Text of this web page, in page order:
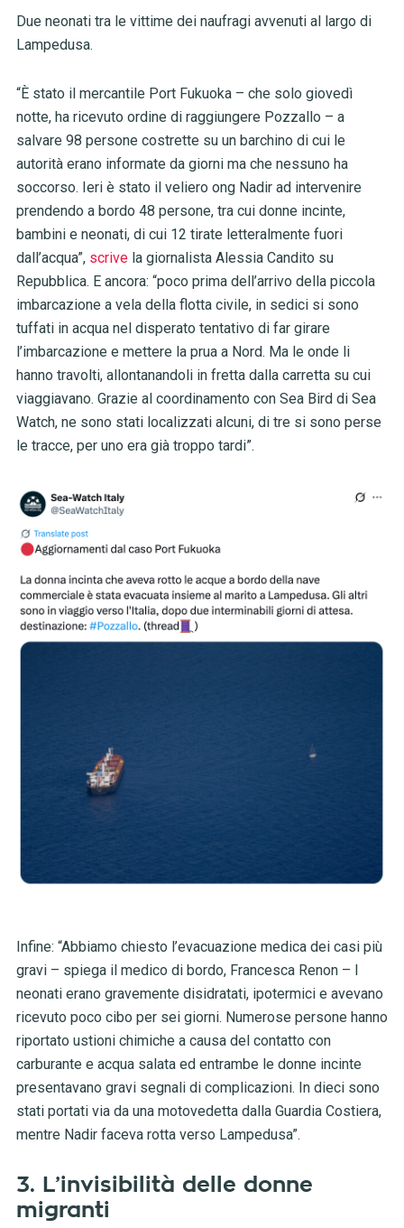
Due neonati tra le vittime dei naufragi avvenuti al largo di
Lampedusa.
“È stato il mercantile Port Fukuoka – che solo giovedì
notte, ha ricevuto ordine di raggiungere Pozzallo – a
salvare 98 persone costrette su un barchino di cui le
autorità erano informate da giorni ma che nessuno ha
soccorso. Ieri è stato il veliero ong Nadir ad intervenire
prendendo a bordo 48 persone, tra cui donne incinte,
bambini e neonati, di cui 12 tirate letteralmente fuori
dall’acqua”, scrivela giornalista Alessia Candito su
Repubblica. E ancora: “poco prima dell’arrivo della piccola
imbarcazione a vela della flotta civile, in sedici si sono
tuffati in acqua nel disperato tentativo di far girare
l’imbarcazione e mettere la prua a Nord. Ma le onde li
hanno travolti, allontanandoli in fretta dalla carretta su cui
viaggiavano. Grazie al coordinamento con Sea Bird di Sea
Watch, ne sono stati localizzati alcuni, di tre si sono perse
le tracce, per uno era già troppo tardi”.
Infine: “Abbiamo chiesto l’evacuazione medica dei casi più
gravi – spiega il medico di bordo, Francesca Renon – I
neonati erano gravemente disidratati, ipotermici e avevano
ricevuto poco cibo per sei giorni. Numerose persone hanno
riportato ustioni chimiche a causa del contatto con
carburante e acqua salata ed entrambe le donne incinte
presentavano gravi segnali di complicazioni. In dieci sono
stati portati via da una motovedetta dalla Guardia Costiera,
mentre Nadir faceva rotta verso Lampedusa”.
3. L’invisibilità delle donne
migranti